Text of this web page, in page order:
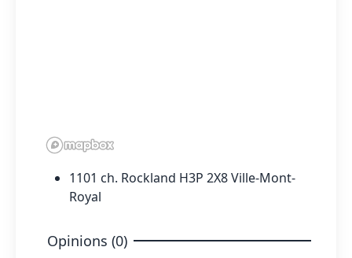
1101 ch. Rockland H3P 2X8 Ville-Mont-
Royal
Opinions (0)